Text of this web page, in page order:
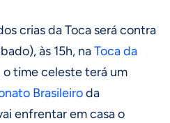
crias da Toca será contra
às 15h, naToca da
o time celeste terá um
Brasileiroda
enfrentar em casa o